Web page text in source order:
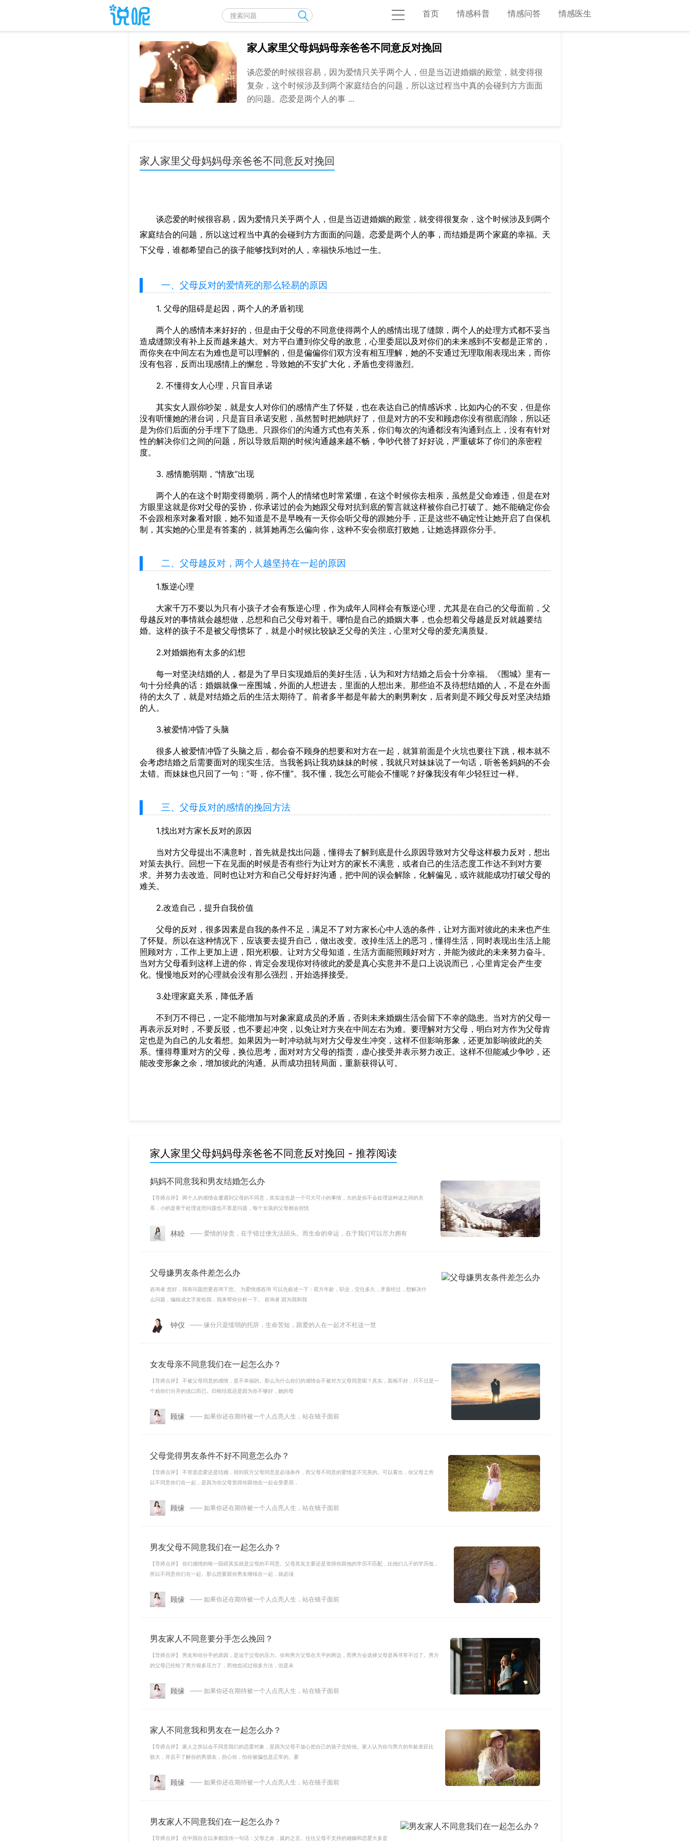
首页 情感科普 情感问答 情感医生
家人家里父母妈妈母亲爸爸不同意反对挽回
谈恋爱的时候很容易，因为爱情只关乎两个人，但是当迈进婚姻的殿堂，就变得很
复杂，这个时候涉及到两个家庭结合的问题，所以这过程当中真的会碰到方方面面
的问题。恋爱是两个人的事 ...
家人家里父母妈妈母亲爸爸不同意反对挽回
谈恋爱的时候很容易，因为爱情只关乎两个人，但是当迈进婚姻的殿堂，就变得很复杂，这个时候涉及到两个
家庭结合的问题，所以这过程当中真的会碰到方方面面的问题。恋爱是两个人的事，而结婚是两个家庭的幸福。天
下父母，谁都希望自己的孩子能够找到对的人，幸福快乐地过一生。
一、父母反对的爱情死的那么轻易的原因
1. 父母的阻碍是起因，两个人的矛盾初现
两个人的感情本来好好的，但是由于父母的不同意使得两个人的感情出现了缝隙，两个人的处理方式都不妥当
造成缝隙没有补上反而越来越大。对方平白遭到你父母的敌意，心里委屈以及对你们的未来感到不安都是正常的，
而你夹在中间左右为难也是可以理解的，但是偏偏你们双方没有相互理解，她的不安通过无理取闹表现出来，而你
没有包容，反而出现感情上的懈怠，导致她的不安扩大化，矛盾也变得激烈。
2. 不懂得女人心理，只盲目承诺
其实女人跟你吵架，就是女人对你们的感情产生了怀疑，也在表达自己的情感诉求，比如内心的不安，但是你
没有听懂她的潜台词，只是盲目承诺安慰，虽然暂时把她哄好了，但是对方的不安和顾虑你没有彻底消除，所以还
是为你们后面的分手埋下了隐患。只跟你们的沟通方式也有关系，你们每次的沟通都没有沟通到点上，没有有针对
性的解决你们之间的问题，所以导致后期的时候沟通越来越不畅，争吵代替了好好说，严重破坏了你们的亲密程
度。
3. 感情脆弱期，“情敌”出现
两个人的在这个时期变得脆弱，两个人的情绪也时常紧绷，在这个时候你去相亲，虽然是父命难违，但是在对
方眼里这就是你对父母的妥协，你承诺过的会为她跟父母对抗到底的誓言就这样被你自己打破了。她不能确定你会
不会跟相亲对象看对眼，她不知道是不是早晚有一天你会听父母的跟她分手，正是这些不确定性让她开启了自保机
制，其实她的心里是有答案的，就算她再怎么偏向你，这种不安会彻底打败她，让她选择跟你分手。
二、父母越反对，两个人越坚持在一起的原因
1.叛逆心理
大家千万不要以为只有小孩子才会有叛逆心理，作为成年人同样会有叛逆心理，尤其是在自己的父母面前，父
母越反对的事情就会越想做，总想和自己父母对着干。哪怕是自己的婚姻大事，也会想着父母越是反对就越要结
婚。这样的孩子不是被父母惯坏了，就是小时候比较缺乏父母的关注，心里对父母的爱充满质疑。
2.对婚姻抱有太多的幻想
每一对坚决结婚的人，都是为了早日实现婚后的美好生活，认为和对方结婚之后会十分幸福。《围城》里有一
句十分经典的话：婚姻就像一座围城，外面的人想进去，里面的人想出来。那些迫不及待想结婚的人，不是在外面
待的太久了，就是对结婚之后的生活太期待了。前者多半都是年龄大的剩男剩女，后者则是不顾父母反对坚决结婚
的人。
3.被爱情冲昏了头脑
很多人被爱情冲昏了头脑之后，都会奋不顾身的想要和对方在一起，就算前面是个火坑也要往下跳，根本就不
会考虑结婚之后需要面对的现实生活。当我爸妈让我劝妹妹的时候，我就只对妹妹说了一句话，听爸爸妈妈的不会
太错。而妹妹也只回了一句：“哥，你不懂”。我不懂，我怎么可能会不懂呢？好像我没有年少轻狂过一样。
三、父母反对的感情的挽回方法
1.找出对方家长反对的原因
当对方父母提出不满意时，首先就是找出问题，懂得去了解到底是什么原因导致对方父母这样极力反对，想出
对策去执行。回想一下在见面的时候是否有些行为让对方的家长不满意，或者自己的生活态度工作达不到对方要
求。并努力去改造。同时也让对方和自己父母好好沟通，把中间的误会解除，化解偏见，或许就能成功打破父母的
难关。
2.改造自己，提升自我价值
父母的反对，很多因素是自我的条件不足，满足不了对方家长心中人选的条件，让对方面对彼此的未来也产生
了怀疑。所以在这种情况下，应该要去提升自己，做出改变。改掉生活上的恶习，懂得生活，同时表现出生活上能
照顾对方，工作上更加上进，阳光积极。让对方父母知道，生活方面能照顾好对方，并能为彼此的未来努力奋斗。
当对方父母看到这样上进的你，肯定会发现你对待彼此的爱是真心实意并不是口上说说而已，心里肯定会产生变
化。慢慢地反对的心理就会没有那么强烈，开始选择接受。
3.处理家庭关系，降低矛盾
不到万不得已，一定不能增加与对象家庭成员的矛盾，否则未来婚姻生活会留下不幸的隐患。当对方的父母一
再表示反对时，不要反驳，也不要起冲突，以免让对方夹在中间左右为难。要理解对方父母，明白对方作为父母肯
定也是为自己的儿女着想。如果因为一时冲动就与对方父母发生冲突，这样不但影响形象，还更加影响彼此的关
系。懂得尊重对方的父母，换位思考，面对对方父母的指责，虚心接受并表示努力改正。这样不但能减少争吵，还
能改变形象之余，增加彼此的沟通。从而成功扭转局面，重新获得认可。
家人家里父母妈妈母亲爸爸不同意反对挽回 - 推荐阅读
妈妈不同意我和男友结婚怎么办
【导师点评】 两个人的感情会遭遇到父母的不同意，其实这也是一个可大可小的事情，大的是你不会处理这种这之间的关
系，小的是善于处理这些问题也不算是问题，每个女孩的父母都会担忧
林睦 —— 爱情的珍贵，在于错过便无法回头。而生命的幸运，在于我们可以尽力拥有
父母嫌男友条件差怎么办
咨询者 您好，我有问题想要咨询下您。 为爱情感咨询 可以先叙述一下：双方年龄，职业，交往多久，矛盾经过，想解决什
么问题，编辑成文字发给我，我来帮你分析一下。 咨询者 因为我和我
钟仪 —— 缘分只是懦弱的托辞，生命苦短，跟爱的人在一起才不枉这一世
女友母亲不同意我们在一起怎么办？
【导师点评】 不被父母同意的感情，是不幸福的。那么为什么你们的感情会不被对方父母同意呢？其实，面相不好，只不过是一
个劝你们分开的借口而已。归根结底还是因为你不够好，她的母
顾缘 —— 如果你还在期待被一个人点亮人生，站在镜子面前
父母觉得男友条件不好不同意怎么办？
【导师点评】 不管是恋爱还是结婚，得到双方父母同意是必须条件，而父母不同意的爱情是不完美的。可以看出，你父母之所
以不同意你们在一起，是因为你父母觉得你跟他在一起会受委屈，
顾缘 —— 如果你还在期待被一个人点亮人生，站在镜子面前
男友父母不同意我们在一起怎么办？
【导师点评】 你们感情的唯一阻碍其实就是父母的不同意。父母其实主要还是觉得你跟他的学历不匹配，比他们儿子的学历低，
所以不同意你们在一起。那么想要跟你男友继续在一起，就必须
顾缘 —— 如果你还在期待被一个人点亮人生，站在镜子面前
男友家人不同意要分手怎么挽回？
【导师点评】 男友和你分手的原因，是迫于父母的压力。你和男方父母在天平的两边，而男方会选择父母是再寻常不过了。男方
的父母已经给了男方很多压力了，而他也试过很多方法，但是未
顾缘 —— 如果你还在期待被一个人点亮人生，站在镜子面前
家人不同意我和男友在一起怎么办？
【导师点评】 家人之所以会不同意我们的恋爱对象，是因为父母不放心把自己的孩子交给他。家人认为你与男方的年龄差距比
较大，并且不了解你的男朋友，担心你，怕你被骗也是正常的。要
顾缘 —— 如果你还在期待被一个人点亮人生，站在镜子面前
男友家人不同意我们在一起怎么办？
【导师点评】 在中国自古以来都流传一句话：父母之命，媒妁之言。往往父母不支持的婚姻和恋爱大多是